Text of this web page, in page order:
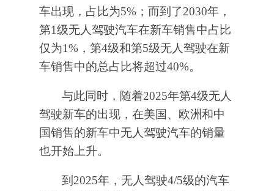
车出现，占比为5%；而到了2030年，
第1级无人驾驶汽车在新车销售中占比
仅为1%，第4级和第5级无人驾驶在新
车销售中的总占比将超过40%。
与此同时，随着2025年第4级无人
驾驶新车的出现，在美国、欧洲和中
国销售的新车中无人驾驶汽车的销量
也开始上升。
到2025年，无人驾驶4/5级的汽车